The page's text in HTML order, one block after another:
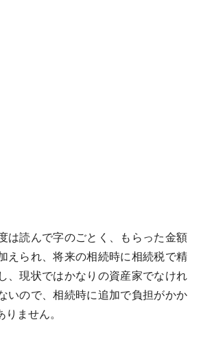
は読んで字のごとく、もらった金額
えられ、将来の相続時に相続税で精
、現状ではかなりの資産家でなけれ
いので、相続時に追加で負担がかか
ません。